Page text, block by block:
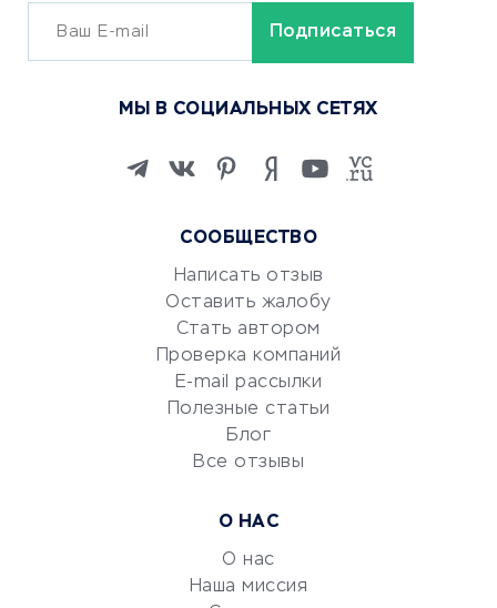
ОБУЧЕНИЕ И РАБОТА
Изучение иностранных
Маркетинг и продажи
Репетиторство
Красота и здоровье
Сервисы по поиску работы
Сетевой маркетинг
УСЛУГИ ДЛЯ БИЗНЕСА
СООБЩЕСТВО
Написать отзыв
Оставить жалобу
Стать автором
Проверка компаний
E-mail рассылки
Полезные статьи
Блог
Все отзывы
О НАС
О нас
Наша миссия
МЫ В СОЦИАЛЬНЫХ СЕТЯХ